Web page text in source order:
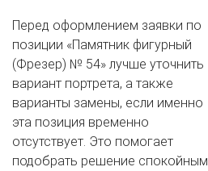
Перед оформлением заявки по
позиции «Памятник фигурный
(Фрезер) № 54» лучше уточнить
вариант портрета, а также
варианты замены, если именно
эта позиция временно
отсутствует. Это помогает
подобрать решение спокойным